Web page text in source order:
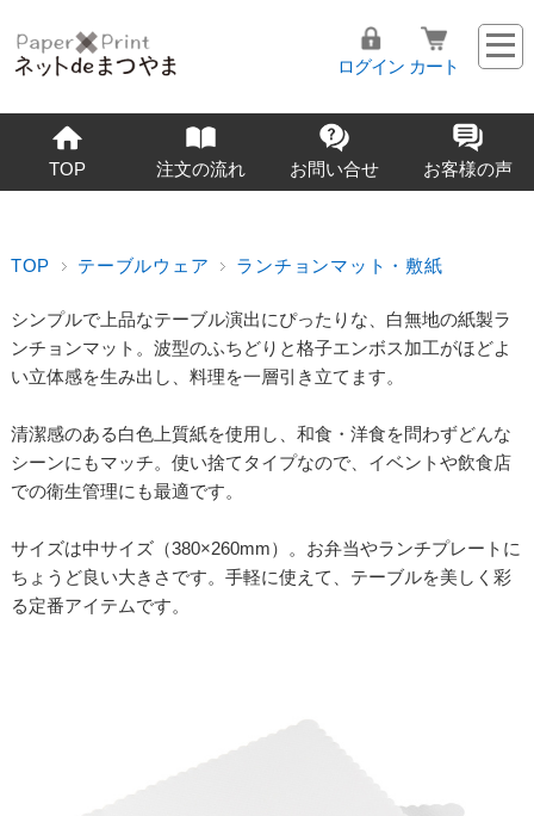
ログイン カート
TOP 注文の流れ お問い合せ お客様の声
TOP テーブルウェア ランチョンマット・敷紙
シンプルで上品なテーブル演出にぴったりな、白無地の紙製ラ
ンチョンマット。波型のふちどりと格子エンボス加工がほどよ
い立体感を生み出し、料理を一層引き立てます。
清潔感のある白色上質紙を使用し、和食・洋食を問わずどんな
シーンにもマッチ。使い捨てタイプなので、イベントや飲食店
での衛生管理にも最適です。
サイズは中サイズ（380×260mm）。お弁当やランチプレートに
ちょうど良い大きさです。手軽に使えて、テーブルを美しく彩
る定番アイテムです。